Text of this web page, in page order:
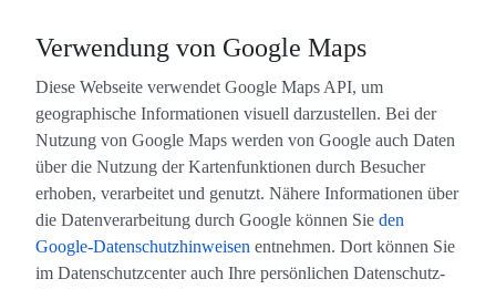
Verwendung von Google Maps
Diese Webseite verwendet Google Maps API, um
geographische Informationen visuell darzustellen. Bei der
Nutzung von Google Maps werden von Google auch Daten
über die Nutzung der Kartenfunktionen durch Besucher
erhoben, verarbeitet und genutzt. Nähere Informationen über
die Datenverarbeitung durch Google können Sie den
Google-Datenschutzhinweisen entnehmen. Dort können Sie
im Datenschutzcenter auch Ihre persönlichen Datenschutz-